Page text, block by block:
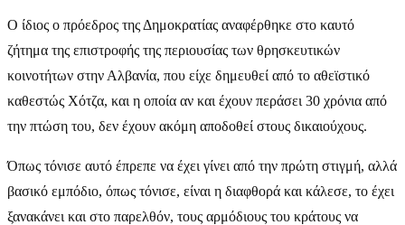
Ο ίδιος ο πρόεδρος της Δημοκρατίας αναφέρθηκε στο καυτό
ζήτημα της επιστροφής της περιουσίας των θρησκευτικών
κοινοτήτων στην Αλβανία, που είχε δημευθεί από το αθεϊστικό
καθεστώς Χότζα, και η οποία αν και έχουν περάσει 30 χρόνια από
την πτώση του, δεν έχουν ακόμη αποδοθεί στους δικαιούχους.
Όπως τόνισε αυτό έπρεπε να έχει γίνει από την πρώτη στιγμή, αλλά
βασικό εμπόδιο, όπως τόνισε, είναι η διαφθορά και κάλεσε, το έχει
ξανακάνει και στο παρελθόν, τους αρμόδιους του κράτους να